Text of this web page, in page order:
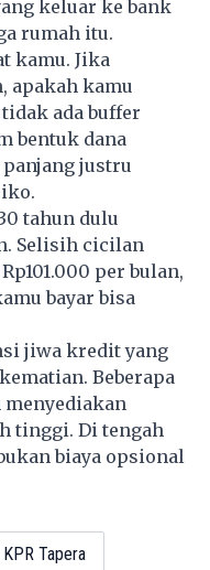
keluar ke bank
rumah itu.
kamu. Jika
apakah kamu
ada buffer
bentuk dana
justru
tahun dulu
Selisih cicilan
per bulan,
bayar bisa
jiwa kredit yang
Beberapa
tinggi. Di tengah
biaya opsional
KPR Tapera